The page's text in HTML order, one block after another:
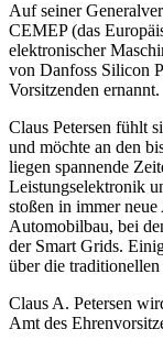
Auf seiner
CEMEP (das
elektronischer
von Danfoss Silicon
Vorsitzenden ernannt.
Claus Petersen fühlt
und möchte an den
liegen spannende
Leistungselektronik
stoßen in immer
Automobilbau, bei
der Smart Grids.
über die
Claus A. Petersen
Amt des